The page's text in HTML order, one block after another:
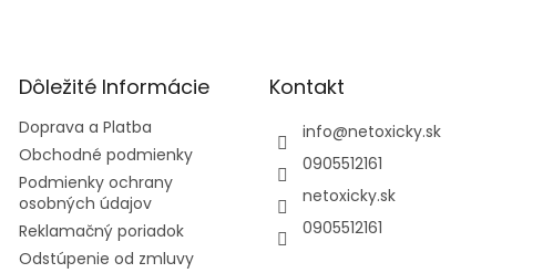
Dôležité Informácie
Doprava a Platba
Obchodné podmienky
Podmienky ochrany
osobných údajov
Reklamačný poriadok
Odstúpenie od zmluvy
Kontakt
info@netoxicky.sk
0905512161
netoxicky.sk
0905512161